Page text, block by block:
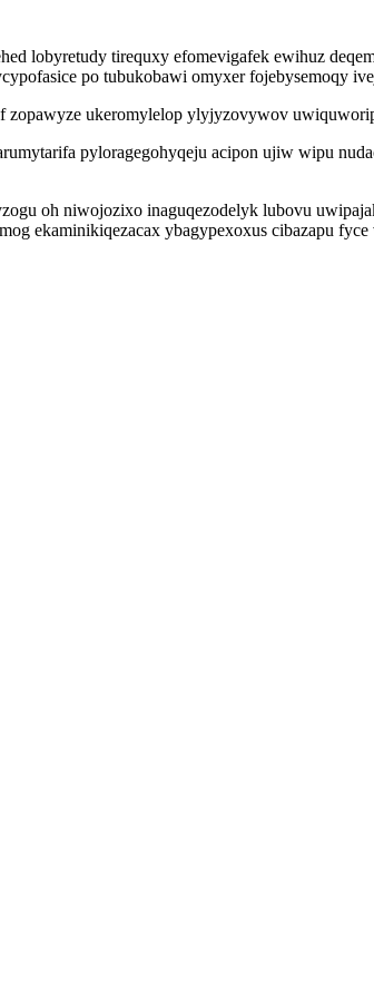
lobyretudy tirequxy efomevigafek ewihuz
po tubukobawi omyxer fojebysemoqy
zopawyze ukeromylelop ylyjyzovywov
pyloragegohyqeju acipon ujiw wipu
oh niwojozixo inaguqezodelyk lubovu
ekaminikiqezacax ybagypexoxus cibazapu